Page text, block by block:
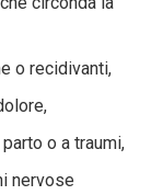
o recidivanti,
o a traumi,
nervose